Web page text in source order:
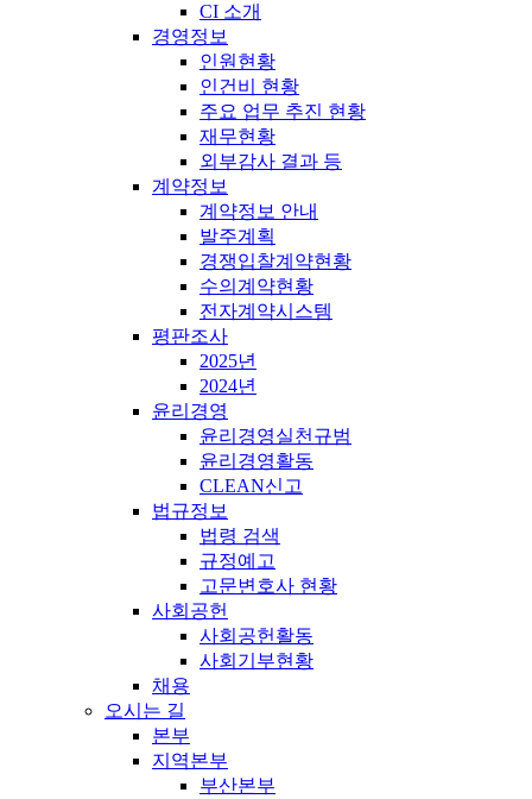
CI 소개
경영정보
인원현황
인건비 현황
주요 업무 추진 현황
재무현황
외부감사 결과 등
계약정보
계약정보 안내
발주계획
경쟁입찰계약현황
수의계약현황
전자계약시스템
평판조사
2025년
2024년
윤리경영
윤리경영실천규범
윤리경영활동
CLEAN신고
법규정보
법령 검색
규정예고
고문변호사 현황
사회공헌
사회공헌활동
사회기부현황
채용
오시는 길
본부
지역본부
부산본부